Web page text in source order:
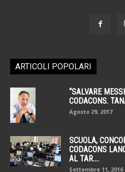
ARTICOLI POPOLARI
“SALVARE
CODACONS.
Agosto 29, 2017
SCUOLA,
CODACONS
AL TAR....
Settembre 11, 2016